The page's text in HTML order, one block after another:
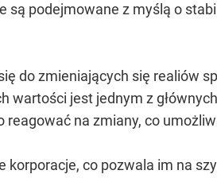
są podejmowane z myślą o
do zmieniających się realiów
wartości jest jednym z
na zmiany, co
korporacje, co pozwala im na